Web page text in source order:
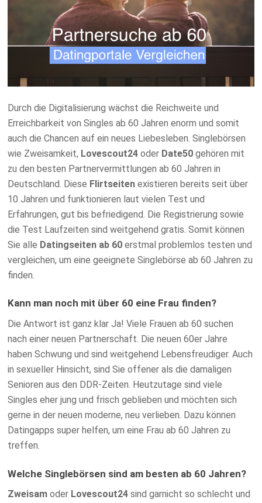
Durch die Digitalisierung wächst die Reichweite und
Erreichbarkeit von Singles ab 60 Jahren enorm und somit
auch die Chancen auf ein neues Liebesleben. Singlebörsen
wie Zweisamkeit, Lovescout24 oder Date50 gehören mit
zu den besten Partnervermittlungen ab 60 Jahren in
Deutschland. Diese Flirtseiten existieren bereits seit über
10 Jahren und funktionieren laut vielen Test und
Erfahrungen, gut bis befriedigend. Die Registrierung sowie
die Test Laufzeiten sind weitgehend gratis. Somit können
Sie alle Datingseiten ab 60 erstmal problemlos testen und
vergleichen, um eine geeignete Singlebörse ab 60 Jahren zu
finden.
Kann man noch mit über 60 eine Frau finden?
Die Antwort ist ganz klar Ja! Viele Frauen ab 60 suchen
nach einer neuen Partnerschaft. Die neuen 60er Jahre
haben Schwung und sind weitgehend Lebensfreudiger. Auch
in sexueller Hinsicht, sind Sie offener als die damaligen
Senioren aus den DDR-Zeiten. Heutzutage sind viele
Singles eher jung und frisch geblieben und möchten sich
gerne in der neuen moderne, neu verlieben. Dazu können
Datingapps super helfen, um eine Frau ab 60 Jahren zu
treffen.
Welche Singlebörsen sind am besten ab 60 Jahren?
Zweisam oder Lovescout24 sind garnicht so schlecht und